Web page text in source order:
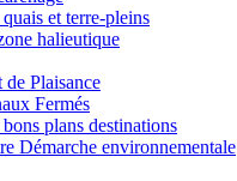
et terre-pleins
halieutique
de Plaisance
Fermés
plans destinations
Démarche environnementale